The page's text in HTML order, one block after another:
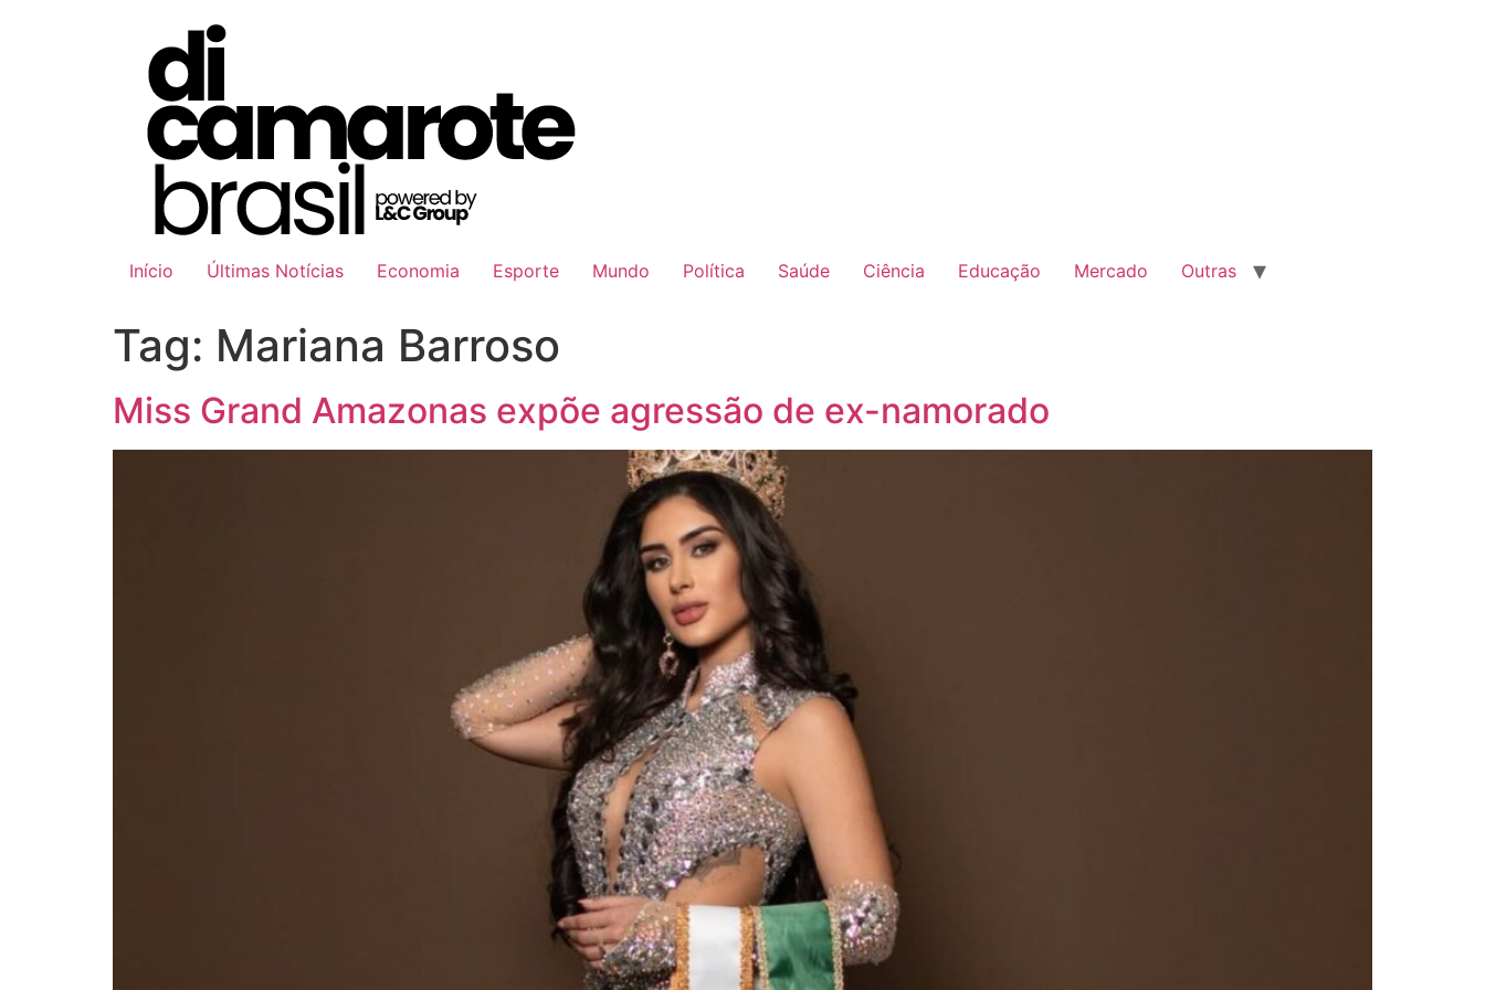
Início Últimas Notícias Economia Esporte Mundo Política Saúde Ciência Educação Mercado Outras
Tag: Mariana Barroso
Miss Grand Amazonas expõe agressão de ex-namorado